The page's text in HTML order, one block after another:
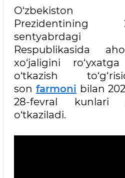
O‘zbekiston
Prezidentining
sentyabrdagi
Respublikasida
xo‘jaligini
o‘tkazish
son farmoni bilan
28-fevral kunlari
o‘tkaziladi.